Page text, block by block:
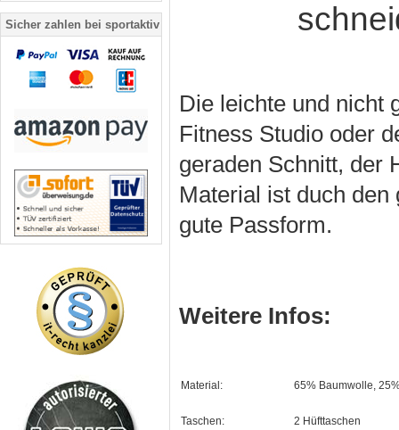
Die leichte und nicht
Fitness Studio oder
geraden Schnitt, der
Material ist duch
gute Passform.
Weitere Infos:
Material: 65% Baumwolle,
Taschen: 2 Hüfttaschen
Sicher zahlen bei sportaktiv